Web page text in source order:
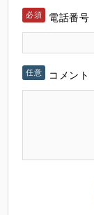
電話番号
コメント